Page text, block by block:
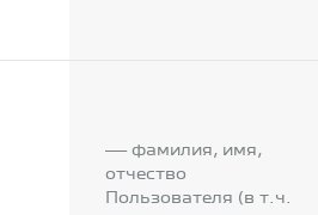
— фамилия, имя,
отчество
Пользователя (в т.ч.